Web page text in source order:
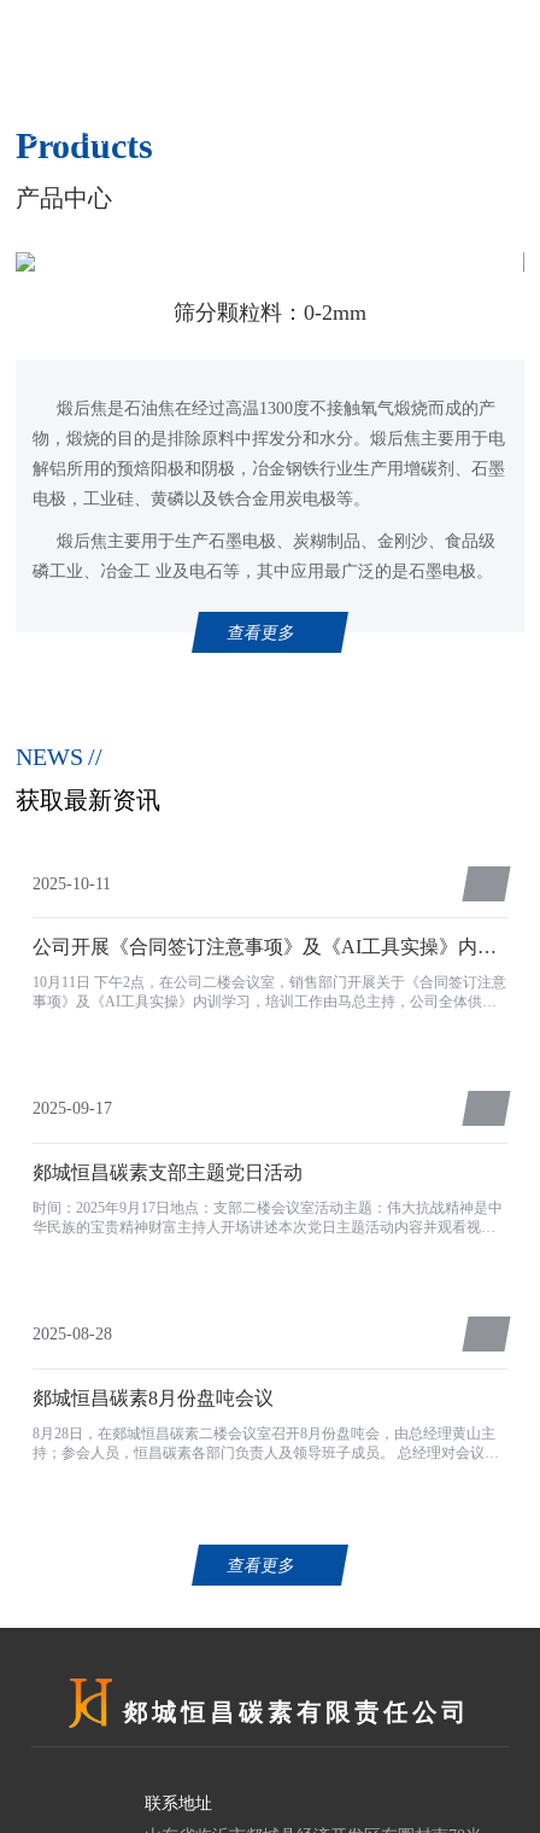
采用全封闭，无烟尘、设备噪音小，耗电量低
Products
产品中心
筛分颗粒料：0-2mm
煅后焦是石油焦在经过高温1300度不接触氧气煅烧而成的产
物，煅烧的目的是排除原料中挥发分和水分。煅后焦主要用于电
解铝所用的预焙阳极和阴极，冶金钢铁行业生产用增碳剂、石墨
电极，工业硅、黄磷以及铁合金用炭电极等。
煅后焦主要用于生产石墨电极、炭糊制品、金刚沙、食品级
磷工业、冶金工 业及电石等，其中应用最广泛的是石墨电极。
查看更多
NEWS //
获取最新资讯
2025-10-11
公司开展《合同签订注意事项》及《AI工具实操》内训
学习
10月11日 下午2点，在公司二楼会议室，销售部门开展关于《合同签订注意
事项》及《AI工具实操》内训学习，培训工作由马总主持，公司全体供销
员工使
2025-09-17
郯城恒昌碳素支部主题党日活动
时间：2025年9月17日地点：支部二楼会议室活动主题：伟大抗战精神是中
华民族的宝贵精神财富主持人开场讲述本次党日主题活动内容并观看视
理解
2025-08-28
郯城恒昌碳素8月份盘吨会议
8月28日，在郯城恒昌碳素二楼会议室召开8月份盘吨会，由总经理黄山主
持；参会人员，恒昌碳素各部门负责人及领导班子成员。 总经理对会议内
查看更多
郯城恒昌碳素有限责任公司
联系地址